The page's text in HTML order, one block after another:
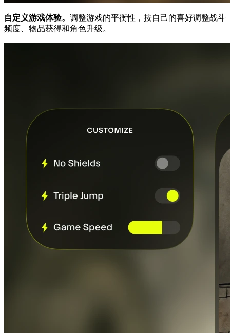
自定义游戏体验。 调整游戏的平衡性，按自己的喜好调整战斗
频度、物品获得和角色升级。